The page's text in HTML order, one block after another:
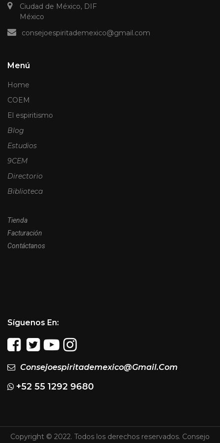
Ciudad de México, DIF
México
consejoespiritademexico@gmail.com
Menú
Home
COEM
El espiritismo
Blog
Estudios
9CEM
Directorio
Biblioteca
Tienda
Facturación
Contáctanos
Síguenos En:
Consejoespiritademexico@gmail.com
+52 55 1292 9680
Copyright © 2022. Todos los derechos reservados. Consejo